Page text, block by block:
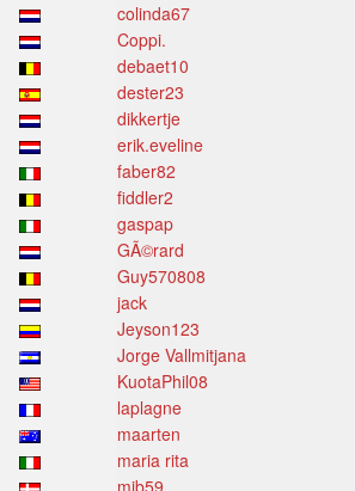
colinda67
Coppi.
debaet10
dester23
dikkertje
erik.eveline
faber82
fiddler2
gaspap
GÃ©rard
Guy570808
jack
Jeyson123
Jorge Vallmitjana
KuotaPhil08
laplagne
maarten
maria rita
mib59